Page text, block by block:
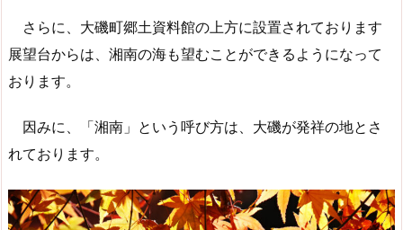
さらに、大磯町郷土資料館の上方に設置されております
展望台からは、湘南の海も望むことができるようになって
おります。
因みに、「湘南」という呼び方は、大磯が発祥の地とさ
れております。